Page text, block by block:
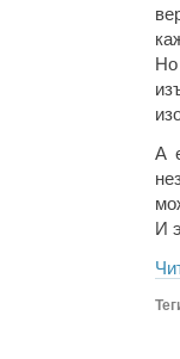
А
И